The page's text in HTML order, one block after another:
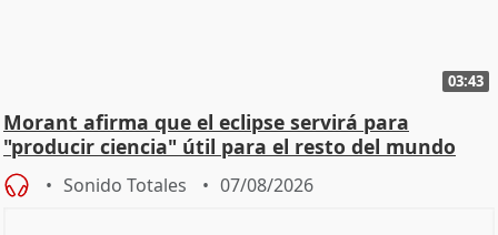
03:43
Morant afirma que el eclipse servirá para
"producir ciencia" útil para el resto del mundo
Sonido Totales 07/08/2026